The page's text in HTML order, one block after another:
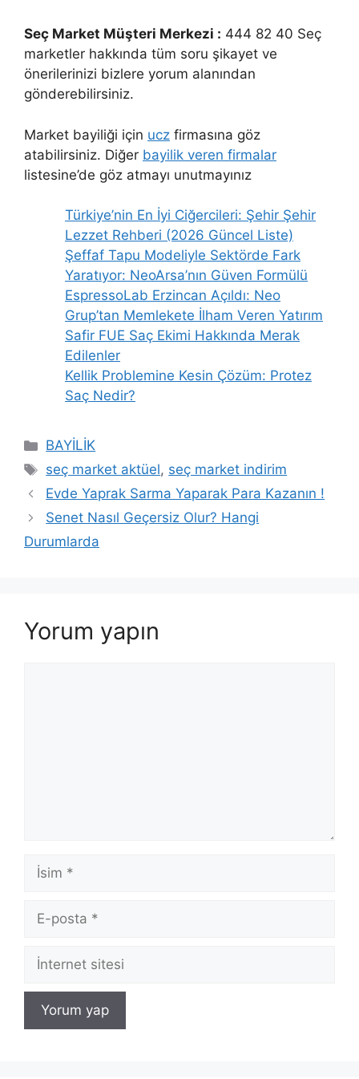
Seç Market Müşteri Merkezi : 444 82 40 Seç
marketler hakkında tüm soru şikayet ve
önerilerinizi bizlere yorum alanından
gönderebilirsiniz.
Market bayiliği için ucz firmasına göz
atabilirsiniz. Diğer bayilik veren firmalar
listesine’de göz atmayı unutmayınız
Türkiye’nin En İyi Ciğercileri: Şehir Şehir
Lezzet Rehberi (2026 Güncel Liste)
Şeffaf Tapu Modeliyle Sektörde Fark
Yaratıyor: NeoArsa’nın Güven Formülü
EspressoLab Erzincan Açıldı: Neo
Grup’tan Memlekete İlham Veren Yatırım
Safir FUE Saç Ekimi Hakkında Merak
Edilenler
Kellik Problemine Kesin Çözüm: Protez
Saç Nedir?
Kategoriler
BAYİLİK
Etiketler
seç market aktüel, seç market indirim
Evde Yaprak Sarma Yaparak Para Kazanın !
Senet Nasıl Geçersiz Olur? Hangi
Durumlarda
Yorum yapın
İsim
posta
İnternet